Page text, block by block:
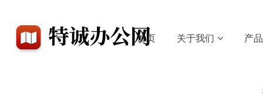
首页 关于我们 产